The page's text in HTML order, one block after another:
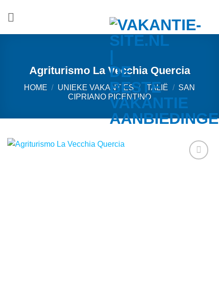
Agriturismo La Vecchia Quercia
HOME / UNIEKE VAKANTIES / ITALIË / SAN
CIPRIANO PICENTINO